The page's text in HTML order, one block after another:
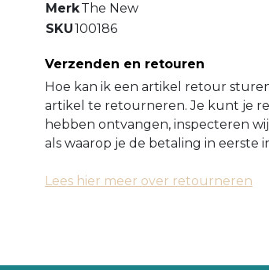
MerkThe New
SKU100186
Verzenden en retouren
Hoe kan ik een artikel retour
artikel te retourneren. Je kunt je
hebben ontvangen, inspecteren
als waarop je de betaling in eerste
Lees hier meer over retourneren